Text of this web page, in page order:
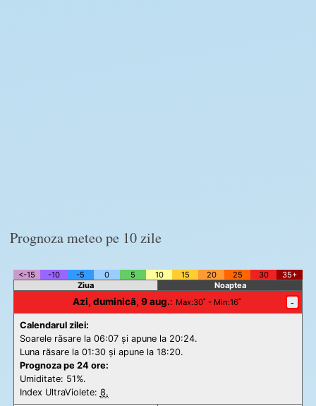
Prognoza meteo pe 10 zile
<-15 -10 -5 0 5 10 15 20 25 30
35+
Ziua
Noaptea
Azi, duminică, 9 aug.: Max:30˚ - Min:16˚ -
Calendarul zilei:
Soarele răsare la 06:07 și apune la 20:24.
Luna răsare la 01:30 și apune la 18:20.
Prognoza pe 24 ore:
Umiditate: 51%.
Index UltraViolete: 8.